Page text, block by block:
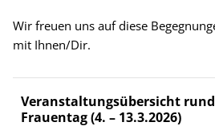
Wir freuen uns auf diese
mit Ihnen/Dir.
Veranstaltungsübersicht
Frauentag (4. – 13.3.2026)